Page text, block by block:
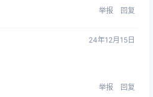
举报 回复
24年12月15日
举报 回复